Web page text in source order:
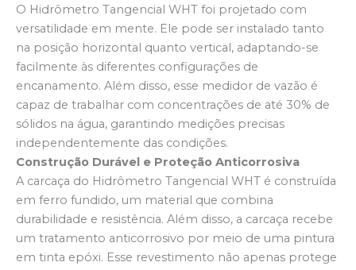
O Hidrômetro Tangencial WHT foi projetado com
versatilidade em mente. Ele pode ser instalado tanto
na posição horizontal quanto vertical, adaptando-se
facilmente às diferentes configurações de
encanamento. Além disso, esse medidor de vazão é
capaz de trabalhar com concentrações de até 30% de
sólidos na água, garantindo medições precisas
independentemente das condições.
Construção Durável e Proteção Anticorrosiva
A carcaça do Hidrômetro Tangencial WHT é construída
em ferro fundido, um material que combina
durabilidade e resistência. Além disso, a carcaça recebe
um tratamento anticorrosivo por meio de uma pintura
em tinta epóxi. Esse revestimento não apenas protege